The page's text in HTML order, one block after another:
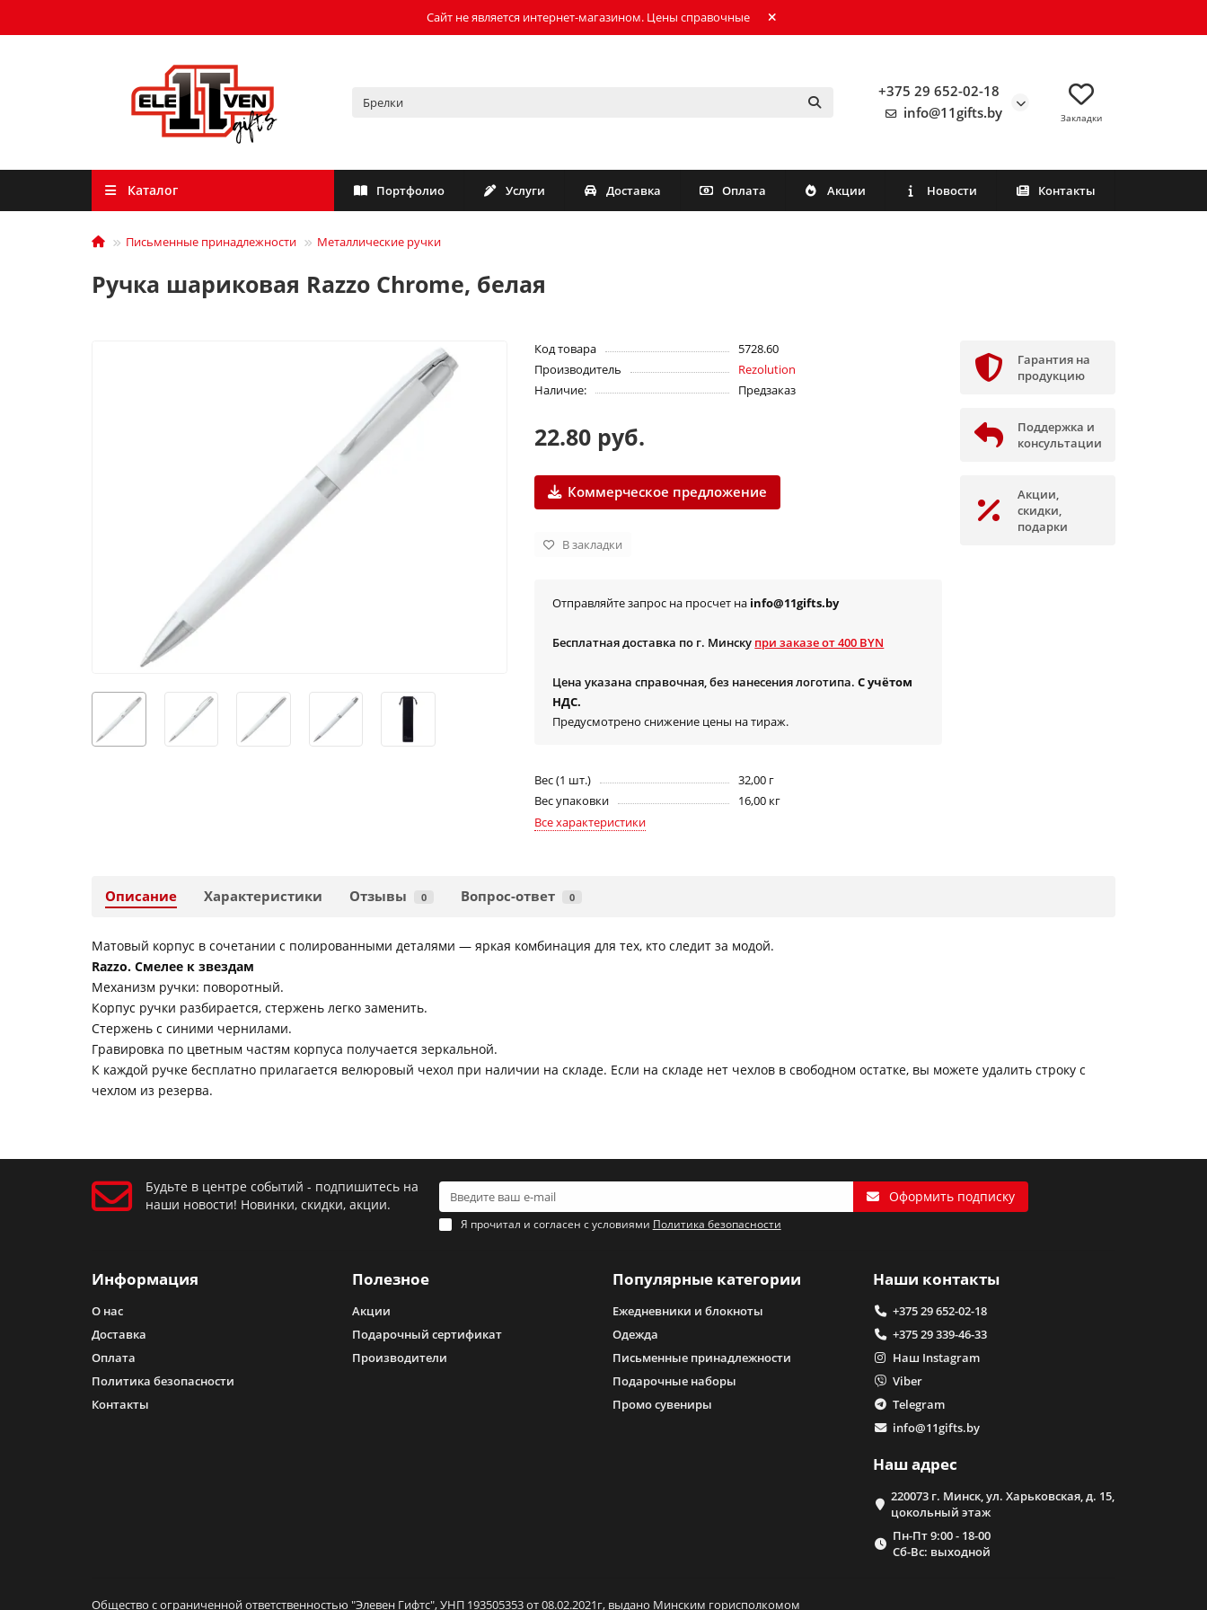
Сайт не является интернет-магазином. Цены справочные
+375 29 652-02-18
info@11gifts.by
Закладки
Каталог Портфолио Услуги Доставка Оплата Акции Новости Контакты
Письменные принадлежности Металлические ручки
Ручка шариковая Razzo Chrome, белая
Код товара
5728.60
Производитель
Rezolution
Наличие:
Предзаказ
22.80 руб.
Коммерческое предложение
В закладки
Отправляйте запрос на просчет на info@11gifts.by
Бесплатная доставка по г. Минску при заказе от 400 BYN
Цена указана справочная, без нанесения логотипа. С учётом
НДС.
Предусмотрено снижение цены на тираж.
Вес (1 шт.)
32,00 г
Вес упаковки
16,00 кг
Все характеристики
Гарантия на
продукцию
Поддержка и
консультации
Акции,
скидки,
подарки
Описание Характеристики Отзывы 0 Вопрос-ответ 0
Матовый корпус в сочетании с полированными деталями — яркая комбинация для тех, кто следит за модой.
Razzo. Смелее к звездам
Механизм ручки: поворотный.
Корпус ручки разбирается, стержень легко заменить.
Стержень с синими чернилами.
Гравировка по цветным частям корпуса получается зеркальной.
К каждой ручке бесплатно прилагается велюровый чехол при наличии на складе. Если на складе нет чехлов в свободном остатке, вы можете удалить строку с
чехлом из резерва.
Будьте в центре событий - подпишитесь на
наши новости! Новинки, скидки, акции.
Оформить подписку
Я прочитал и согласен с условиями Политика безопасности
Информация
О нас
Доставка
Оплата
Политика безопасности
Контакты
Полезное
Акции
Подарочный сертификат
Производители
Популярные категории
Ежедневники и блокноты
Одежда
Письменные принадлежности
Подарочные наборы
Промо сувениры
Наши контакты
+375 29 652-02-18
+375 29 339-46-33
Наш Instagram
Viber
Telegram
info@11gifts.by
Наш адрес
220073 г. Минск, ул. Харьковская, д. 15,
цокольный этаж
Пн-Пт 9:00 - 18-00
Сб-Вс: выходной
Общество с ограниченной ответственностью "Элевен Гифтс", УНП 193505353 от 08.02.2021г, выдано Минским горисполкомом